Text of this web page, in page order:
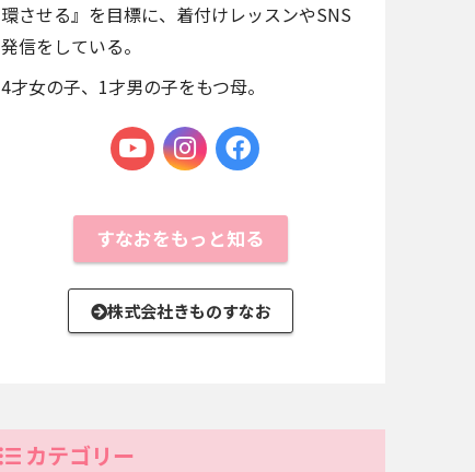
環させる』を目標に、着付けレッスンやSNS
発信をしている。
4才女の子、1才男の子をもつ母。
すなおをもっと知る
株式会社きものすなお
カテゴリー